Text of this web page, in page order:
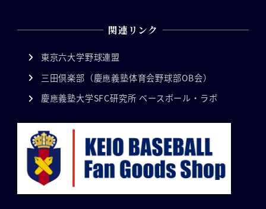
関連リンク
東京六大学野球連盟
三田倶楽部（慶應義塾体育会野球部OB会）
慶應義塾大学SFC研究所 ベースボール・ラボ